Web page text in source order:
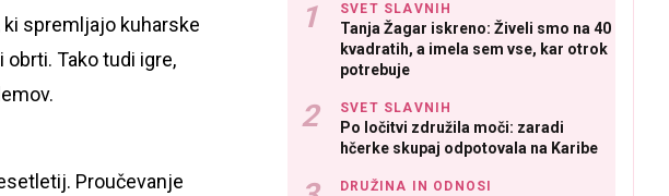
spremljajo kuharske
Tako tudi igre,
Proučevanje
SVET SLAVNIH
Tanja Žagar iskreno: Živeli smo na 40
kvadratih, a imela sem vse, kar otrok
potrebuje
SVET SLAVNIH
Po ločitvi združila moči: zaradi
hčerke skupaj odpotovala na Karibe
DRUŽINA IN ODNOSI